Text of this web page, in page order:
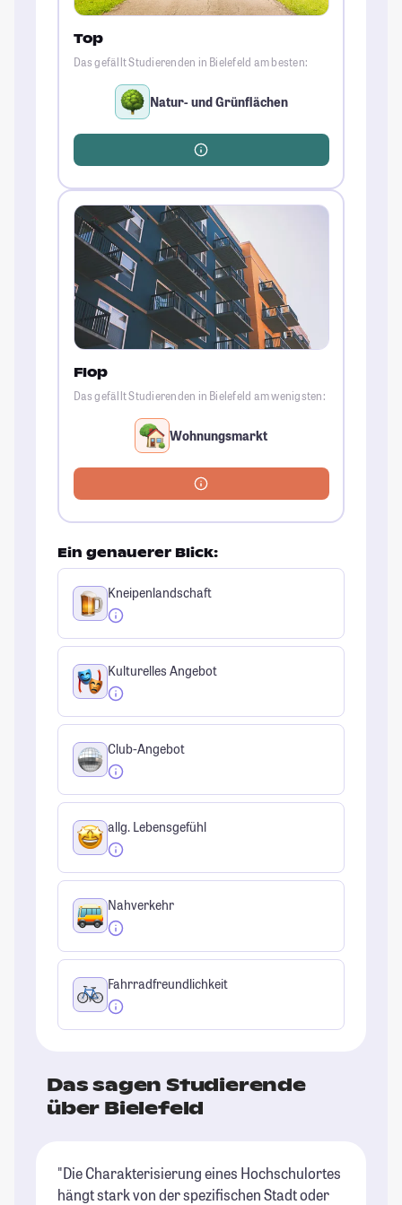
Top
Das gefällt Studierenden in Bielefeld am besten:
Natur- und Grünflächen
Flop
Das gefällt Studierenden in Bielefeld am wenigsten:
Wohnungsmarkt
Ein genauerer Blick:
Kneipenlandschaft
Kulturelles Angebot
Club-Angebot
allg. Lebensgefühl
Nahverkehr
Fahrradfreundlichkeit
Das sagen Studierende
über Bielefeld
"Die Charakterisierung eines Hochschulortes
hängt stark von der spezifischen Stadt oder